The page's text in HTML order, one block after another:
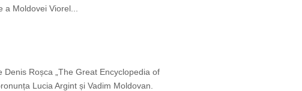
Moldovei Viorel...
Roșca „The Great Encyclopedia of
Lucia Argint și Vadim Moldovan.